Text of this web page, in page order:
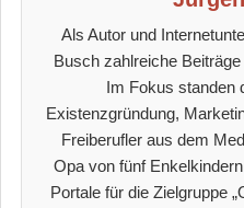
Als Autor und
Busch zahlreiche
Im Fokus standen
Existenzgründung,
Freiberufler aus dem
Opa von fünf
Portale für die Zielgruppe